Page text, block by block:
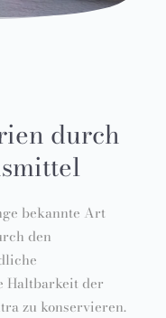
durch
bekannte Art
den
Haltbarkeit der
zu konservieren.